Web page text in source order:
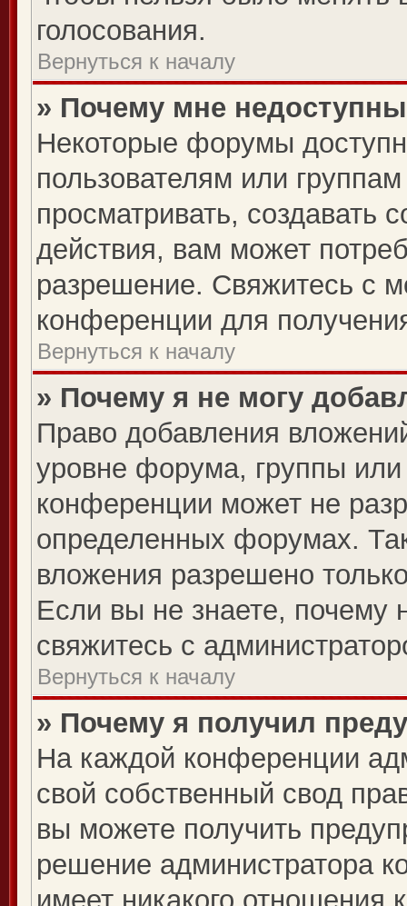
голосования.
Вернуться к началу
» Почему мне
Некоторые форумы
пользователям или
просматривать, создавать
действия, вам может
разрешение. Свяжитесь с
конференции для
Вернуться к началу
» Почему я не могу
Право добавления
уровне форума, группы
конференции может не
определенных форумах.
вложения разрешено
Если вы не знаете, почему
свяжитесь с
Вернуться к началу
» Почему я получил
На каждой конференции
свой собственный свод
вы можете получить
решение администратора